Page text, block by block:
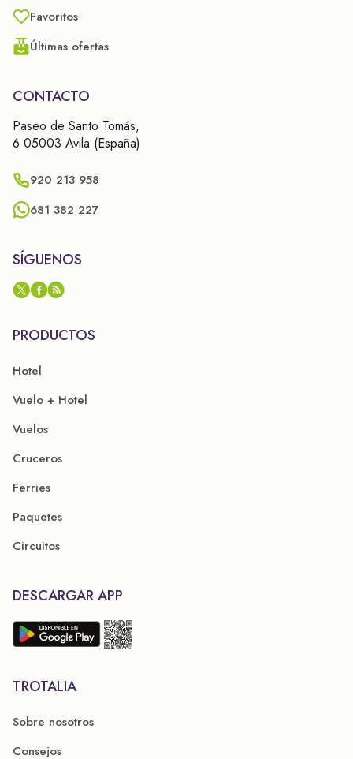
Favoritos
Últimas ofertas
CONTACTO
Paseo de Santo Tomás,
6 05003 Avila (España)
920 213 958
681 382 227
SÍGUENOS
PRODUCTOS
Hotel
Vuelo + Hotel
Vuelos
Cruceros
Ferries
Paquetes
Circuitos
DESCARGAR APP
TROTALIA
Sobre nosotros
Consejos